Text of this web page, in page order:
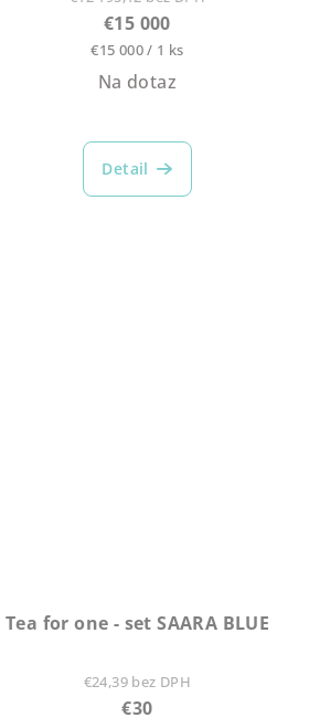
€15 000
Jednotková
cena:
€15 000 / 1 ks
Na dotaz
hodnotenie
produktu
je
Detail
Tea for one - set SAARA BLUE
€24,39 bez DPH
€30